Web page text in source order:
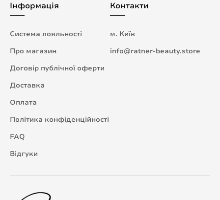
Інформація
Система лояльності
Про магазин
Договір публічної оферти
Доставка
Оплата
Політика конфіденційності
FAQ
Відгуки
Контакти
м. Київ
info@ratner-beauty.store